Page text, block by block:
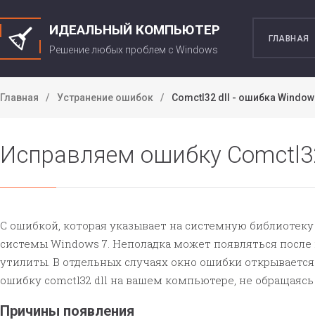
ИДЕАЛЬНЫЙ КОМПЬЮТЕР
Решение любых проблем c Windows
ГЛАВНАЯ
Главная Устранение ошибок Comctl32 dll - ошибка
Исправляем ошибку
С ошибкой, которая указывает на системную
системы Windows 7. Неполадка может появляться
утилиты. В отдельных случаях окно ошибки
ошибку comctl32 dll на вашем компьютере, не
Причины появления